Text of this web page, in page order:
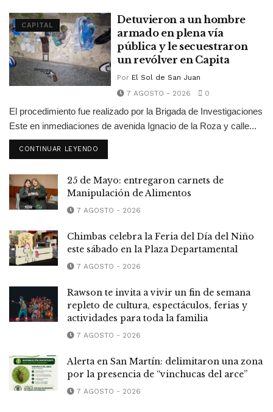
CAPITAL
Detuvieron a un hombre
armado en plena vía
pública y le secuestraron
un revólver en Capita
Por El Sol de San Juan
7 AGOSTO - 2026
0
El procedimiento fue realizado por la Brigada de Investigaciones
Este en inmediaciones de avenida Ignacio de la Roza y calle...
CONTINUAR LEYENDO
25 de Mayo: entregaron carnets de
Manipulación de Alimentos
7 AGOSTO - 2026
Chimbas celebra la Feria del Día del Niño
este sábado en la Plaza Departamental
7 AGOSTO - 2026
Rawson te invita a vivir un fin de semana
repleto de cultura, espectáculos, ferias y
actividades para toda la familia
7 AGOSTO - 2026
Alerta en San Martín: delimitaron una zona
por la presencia de “vinchucas del arce”
7 AGOSTO - 2026